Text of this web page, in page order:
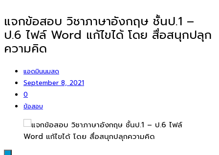
แจกข้อสอบ วิชาภาษาอังกฤษ ชั้นป.1 –
ป.6 ไฟล์ Word แก้ไขได้ โดย สื่อสนุกปลุก
ความคิด
แอดมินนมสด
September 8, 2021
0
ข้อสอบ